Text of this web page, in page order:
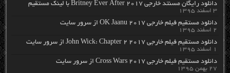
دانلود رایگان مسنتد خارجی Britney Ever After 2017 با لینک مستقیم
۳ اسفند ۱۳۹۵
دانلود مستقیم فیلم خارجی OK Jaanu 2017 از سرور سایت
۲ اسفند ۱۳۹۵
دانلود مستقیم فیلم خارجی John Wick: Chapter 2 2017 از سرور سایت
۱ اسفند ۱۳۹۵
دانلود مستقیم فیلم خارجی Cross Wars 2017 از سرور سایت
۲۷ بهمن ۱۳۹۵